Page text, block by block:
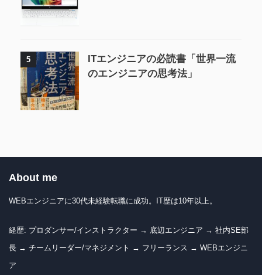
5
ITエンジニアの必読書「世界一流
のエンジニアの思考法」
About me
WEBエンジニアに30代未経験転職に成功。IT歴は10年以上。
経歴: プロダンサー/インストラクター → 底辺エンジニア → 社内SE部
長 → チームリーダー/マネジメント → フリーランス → WEBエンジニ
ア